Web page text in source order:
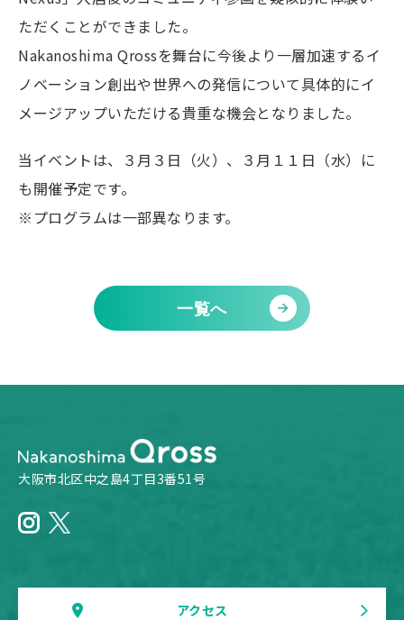
ただくことができました。
Nakanoshima Qrossを舞台に今後より一層加速するイ
ノベーション創出や世界への発信について具体的にイ
メージアップいただける貴重な機会となりました。
当イベントは、３月３日（火）、３月１１日（水）に
も開催予定です。
※プログラムは一部異なります。
一覧へ
大阪市北区中之島4丁目3番51号
アクセス